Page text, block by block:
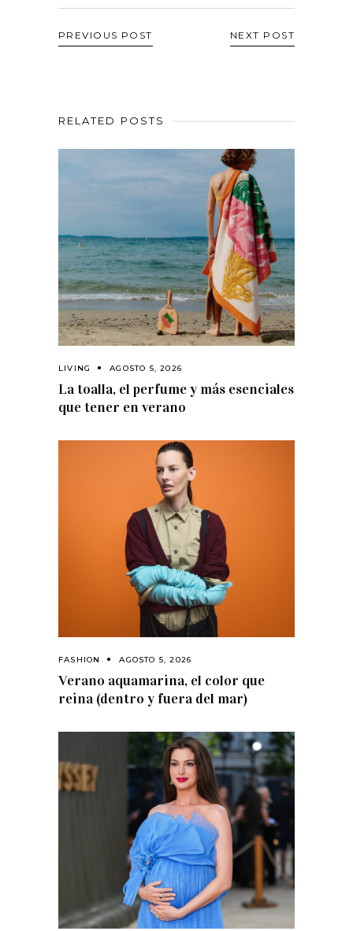
PREVIOUS POST NEXT POST
RELATED POSTS
LIVING AGOSTO 5, 2026
La toalla, el perfume y más esenciales
que tener en verano
FASHION AGOSTO 5, 2026
Verano aquamarina, el color que
reina (dentro y fuera del mar)